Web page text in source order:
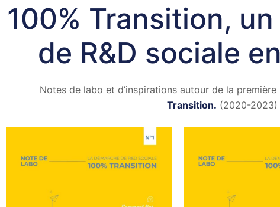
100% Transition,
de R&D sociale
Notes de labo et d’inspirations autour de la
Transition. (2020-2023)